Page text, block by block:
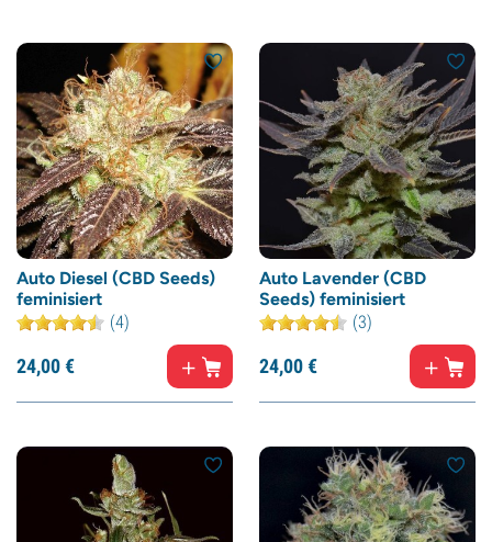
Auto Diesel (CBD Seeds)
feminisiert
(4)
24,00€
Auto Lavender (CBD
Seeds) feminisiert
(3)
24,00€